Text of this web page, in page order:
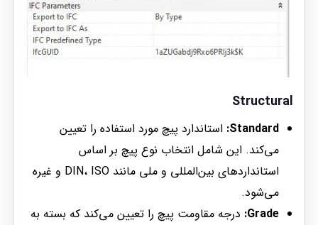
Structural
Standard: استاندارد پیچ مورد استفاده را تعیین
می‌کند. این شامل انتخاب نوع پیچ بر اساس
استانداردهای بین‌المللی و ملی مانند DIN، ISO و غیره
می‌شود.
Grade: درجه مقاومت پیچ را تعیین می‌کند که بسته به